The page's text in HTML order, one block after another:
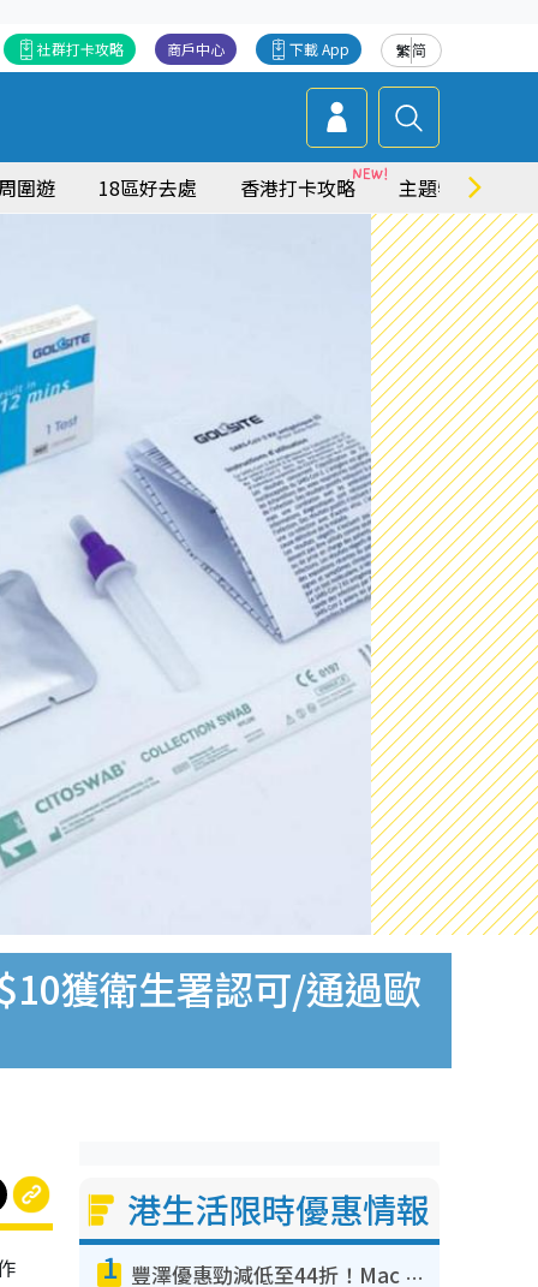
繁简
下載 App
商戶中心
社群打卡攻略
圍遊 18區好去處 香港打卡攻略 主題特集
獲衛生署認可/通過歐
港生活限時優惠情報
1 豐澤優惠勁減低至44折！Mac mini/iPhone17Pro大減價！廚房家電$220起